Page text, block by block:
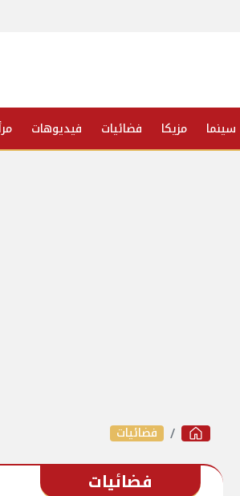
سينما مزيكا فضائيات فيديوهات
فضائيات
فضائيات